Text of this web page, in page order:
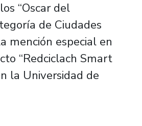
“Oscar del
de Ciudades
mención especial en
“Redciclach Smart
la Universidad de